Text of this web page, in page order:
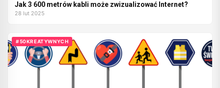
Jak 3 600 metrów kabli może zwizualizować Internet?
28 lut 2025
#50KREATYWNYCH